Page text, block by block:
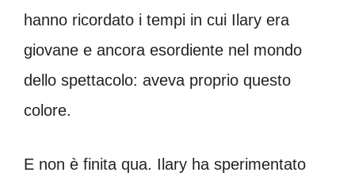
hanno ricordato i tempi in cui Ilary era
giovane e ancora esordiente nel mondo
dello spettacolo: aveva proprio questo
colore.
E non è finita qua. Ilary ha sperimentato